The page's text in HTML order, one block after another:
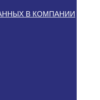
В КОМПАНИИ